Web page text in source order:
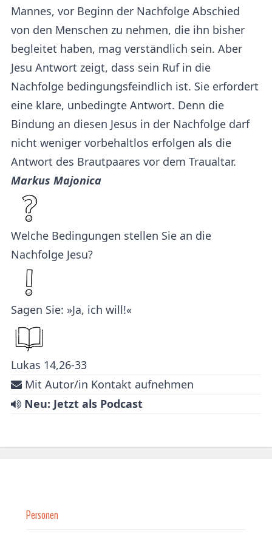
Mannes, vor Beginn der Nachfolge Abschied
von den Menschen zu nehmen, die ihn bisher
begleitet haben, mag verständlich sein. Aber
Jesu Antwort zeigt, dass sein Ruf in die
Nachfolge bedingungsfeindlich ist. Sie erfordert
eine klare, unbedingte Antwort. Denn die
Bindung an diesen Jesus in der Nachfolge darf
nicht weniger vorbehaltlos erfolgen als die
Antwort des Brautpaares vor dem Traualtar.
Markus Majonica
Welche Bedingungen stellen Sie an die
Nachfolge Jesu?
Sagen Sie: »Ja, ich will!«
Lukas 14,26-33
Mit Autor/in Kontakt aufnehmen
Neu: Jetzt als Podcast
Personen